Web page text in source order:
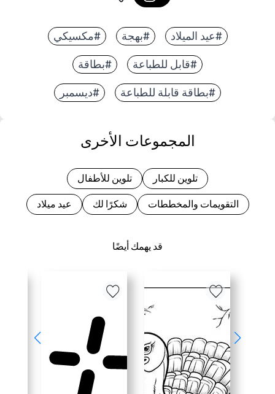
#عيد الميلاد #بهجة #مكسيكي
#قابل للطباعة #بطاقة
#بطاقة قابلة للطباعة #ديسمبر
قد يهمك أيضًا
المجموعات الأخرى
تلوين للكبار تلوين للأطفال
التقويمات والمخططات شكرًا لك عيد ميلاد